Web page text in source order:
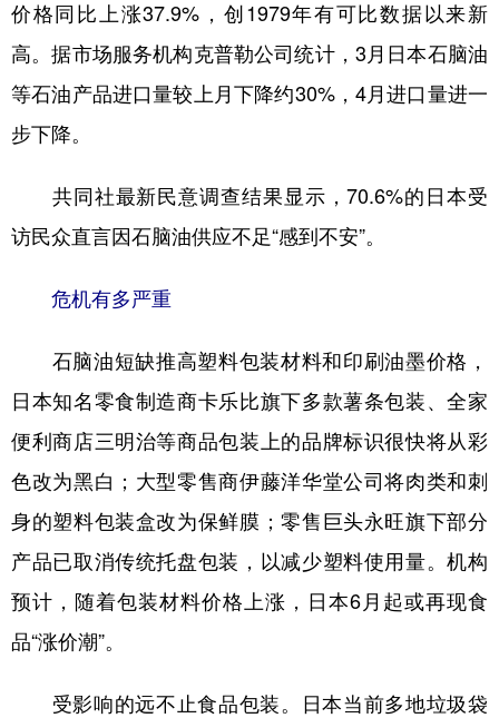
价格同比上涨37.9%，创1979年有可比数据以来新
高。据市场服务机构克普勒公司统计，3月日本石脑油
等石油产品进口量较上月下降约30%，4月进口量进一
步下降。
共同社最新民意调查结果显示，70.6%的日本受
访民众直言因石脑油供应不足“感到不安”。
危机有多严重
石脑油短缺推高塑料包装材料和印刷油墨价格，
日本知名零食制造商卡乐比旗下多款薯条包装、全家
便利商店三明治等商品包装上的品牌标识很快将从彩
色改为黑白；大型零售商伊藤洋华堂公司将肉类和刺
身的塑料包装盒改为保鲜膜；零售巨头永旺旗下部分
产品已取消传统托盘包装，以减少塑料使用量。机构
预计，随着包装材料价格上涨，日本6月起或再现食
品“涨价潮”。
受影响的远不止食品包装。日本当前多地垃圾袋